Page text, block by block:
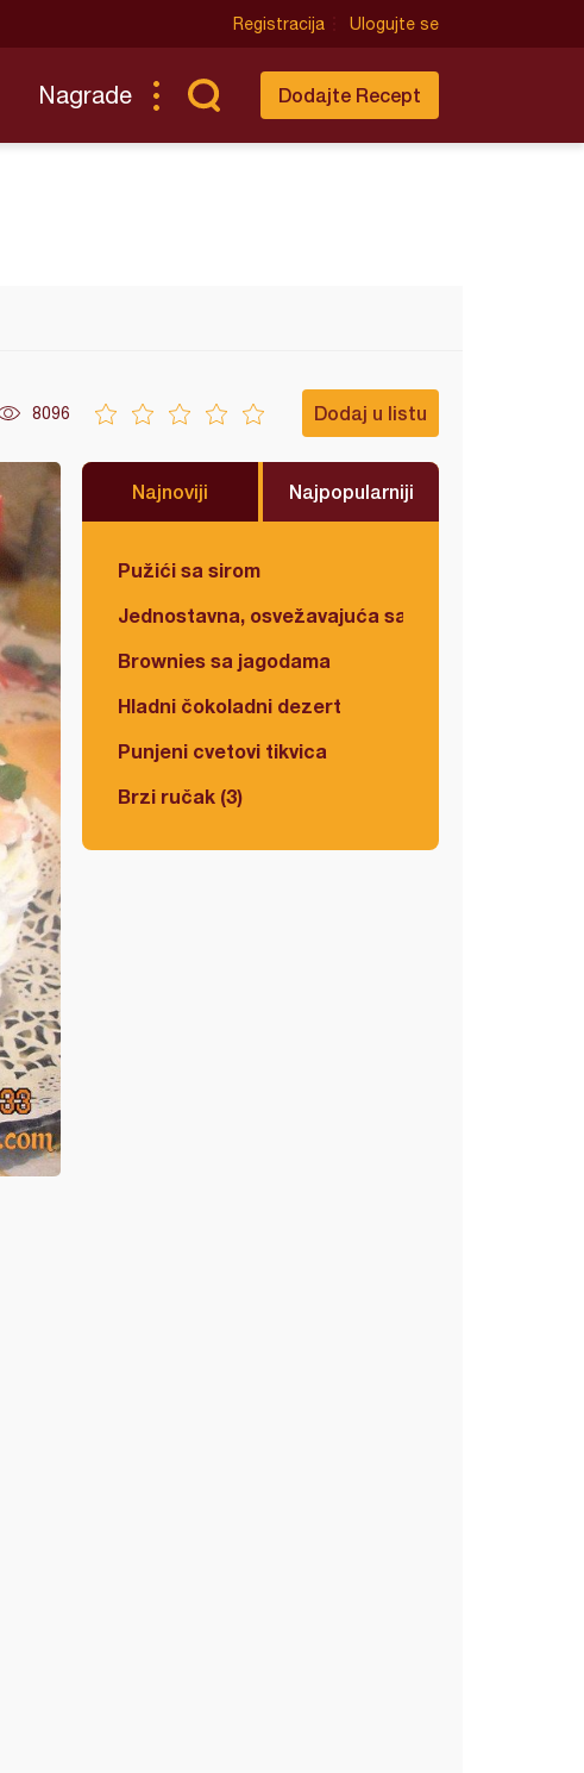
Registracija Ulogujte se
Nagrade Dodajte Recept
8096 Dodaj u listu
Najnoviji Najpopularniji
Pužići sa sirom
Jednostavna, osvežavajuća salata
Brownies sa jagodama
Hladni čokoladni dezert
Punjeni cvetovi tikvica
Brzi ručak (3)